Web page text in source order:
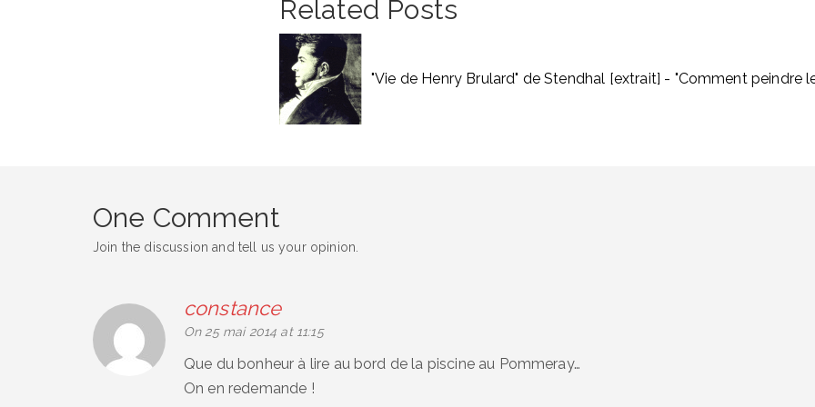
Related Posts
"Vie de Henry Brulard" de Stendhal [extrait] - "Comment peindre
One Comment
Join the discussion and tell us your opinion.
constancesays:
On 25 mai 2014 at 11:15
Que du bonheur à lire au bord de la piscine au Pommeray…
On en redemande !